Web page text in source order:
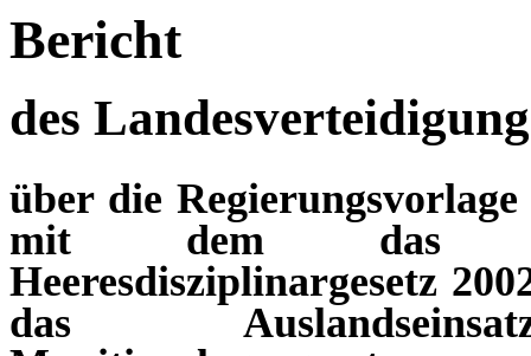
Bericht
des
über die
mit dem das
Heeresdisziplinargesetz
das